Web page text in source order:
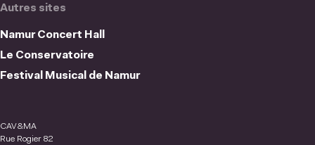
Autres sites
Namur Concert Hall
Le Conservatoire
Festival Musical de Namur
CAV&MA
Rue Rogier 82